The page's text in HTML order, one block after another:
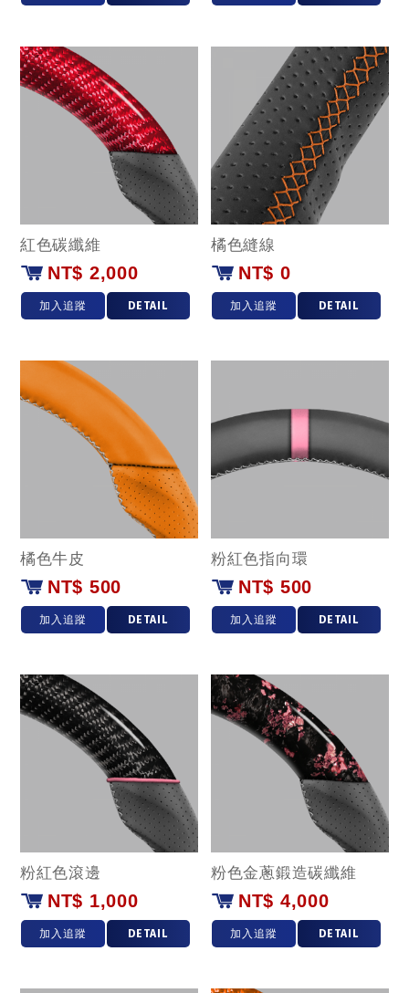
紅色碳纖維
NT$ 2,000
加入追蹤 DETAIL
橘色縫線
NT$ 0
加入追蹤 DETAIL
橘色牛皮
NT$ 500
加入追蹤 DETAIL
粉紅色指向環
NT$ 500
加入追蹤 DETAIL
粉紅色滾邊
NT$ 1,000
加入追蹤 DETAIL
粉色金蔥鍛造碳纖維
NT$ 4,000
加入追蹤 DETAIL